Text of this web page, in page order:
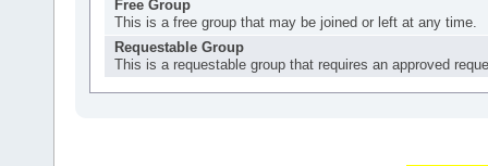
Free Group
This is a free group that may be joined or left at any time.
Requestable Group
This is a requestable group that requires an approved